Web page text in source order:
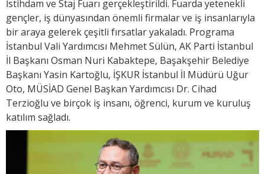
İstihdam ve Staj Fuarı gerçekleştirildi. Fuarda yetenekli
gençler, iş dünyasından önemli firmalar ve iş insanlarıyla
bir araya gelerek çeşitli fırsatlar yakaladı. Programa
İstanbul Vali Yardımcısı Mehmet Sülün, AK Parti İstanbul
İl Başkanı Osman Nuri Kabaktepe, Başakşehir Belediye
Başkanı Yasin Kartoğlu, İŞKUR İstanbul İl Müdürü Uğur
Oto, MÜSİAD Genel Başkan Yardımcısı Dr. Cihad
Terzioğlu ve birçok iş insanı, öğrenci, kurum ve kuruluş
katılım sağladı.